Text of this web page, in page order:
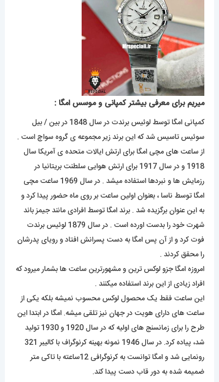
میریم برای معرفی بیشتر کمپانی و موسس امگا :
کمپانی امگا توسط لوئیس برندت در سال 1848 در بین / بیل
سوئیس تاسیس شد که این برند زیر مجموعه ی گروه سواچ است .
از ساعت های مچی امگا برای ارتش ایالات متحده ی آمریکا سال
1918 و در سال 1917 برای ارتش هوایی سلطنت بریتانیا در
رزمایش ها و نبردها استفاده میشد . در سال 1969 ساعت مچی
امگا توسط ناسا ، بعنوان اولین ساعت بر روی ماه حضور پیدا کرد و
به این عنوان برگزیده شد . برند امگا توسط افرادی مانند جیمز باند
شهرت خود را بدست اورده است . در سال 1879 لوئیس برندت
فوت کرد و از آن پس امگا به دست پسرانش افتاد و رویای پدرشان
را محقق کردند .
امروزه امگا جزو لوکس ترین و مشهورترین ساعت ها بشمار میرود که
افراد زیادی از این برند استفاده میکنند .
این ساعت فقط یک محصول لوکس محسوب نمیشه بلکه یکی از
ساعت های دارای هویت در جهان نیز تلقی میشه. امگا در ابتدا این
طرح را برای زمانسنج های اولیه که در سال 1920 و 1930 تولید
شد، پیاده کرد. در سال 1946 نمونه بهینه کرنوگراف با کالیبر 321
رونمایی شد و امگا توانست به کرنوگرافی 12ساعته با تاکی متر
ضمیمه شده به دور قاب دست پیدا کند.